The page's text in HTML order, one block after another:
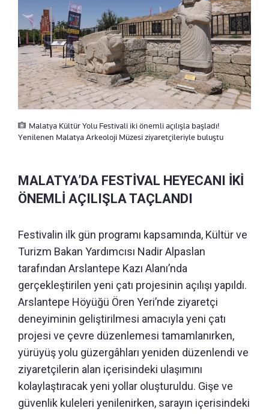
Malatya Kültür Yolu Festivali iki önemli açılışla başladı!
Yenilenen Malatya Arkeoloji Müzesi ziyaretçileriyle buluştu
MALATYA’DA FESTİVAL HEYECANI İKİ
ÖNEMLİ AÇILIŞLA TAÇLANDI
Festivalin ilk gün programı kapsamında, Kültür ve
Turizm Bakan Yardımcısı Nadir Alpaslan
tarafından Arslantepe Kazı Alanı’nda
gerçekleştirilen yeni çatı projesinin açılışı yapıldı.
Arslantepe Höyüğü Ören Yeri’nde ziyaretçi
deneyiminin geliştirilmesi amacıyla yeni çatı
projesi ve çevre düzenlemesi tamamlanırken,
yürüyüş yolu güzergâhları yeniden düzenlendi ve
ziyaretçilerin alan içerisindeki ulaşımını
kolaylaştıracak yeni yollar oluşturuldu. Gişe ve
güvenlik kuleleri yenilenirken, sarayın içerisindeki